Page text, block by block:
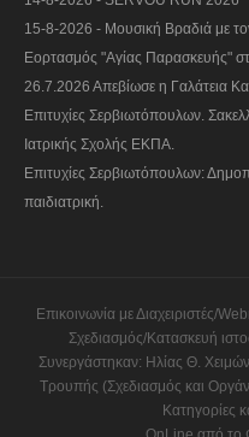
15-8-2026 - Μουσική Βραδιά με
Εορτασμός "Αγίας Παρασκευής"
26.7.2026 Απεβίωσε η Γαλάτεια
Επιτυχίες Σερβιωτόπουλων.
Ιατρικής Σχολής ΕΚΠΑ.
Επιτυχίες Σερβιωτόπουλων:
παιδιατρική.
Επικοινωνία με Διαχειριστές/
Σχεδιασμός/Κατασκευή
Συνεργάστηκαν: Ηλίας Θ.
Τρουπής (Σχεδιασμός και
Κατηγορίες